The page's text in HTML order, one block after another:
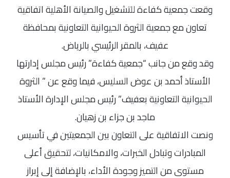
وقعت جمعية كفاءة للتشغيل والصيانة الأهلية اتفاقية
تعاون مع جمعية الثروة الحيوانية التعاونية بمحافظة
عفيف، بالمقر الرئيسي بالرياض.
وقد وقع من جانب “جمعية كفاءة” رئيس مجلس إدارتها
الأستاذ أحمد بن عوض السليس، فيما وقع عن ” الثروة
الحيوانية التعاونية بعفيف” رئيس مجلس الإدارة الأستاذ
ماجد بن جزاء بن زهيان.
ونصت الاتفاقية على التعاون بين الجمعيتين في تأسيس
المبادرات وتبادل الخبرات، والامكانيات، لتحقيق أعلى
مستوى من التميز وجودة الأداء، بالإضافة إلى إبراز